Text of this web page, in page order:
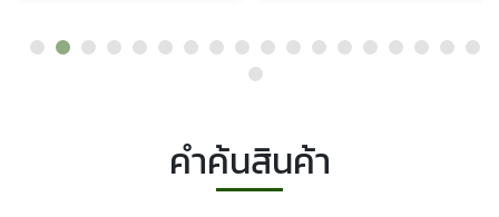
คำค้นสินค้า